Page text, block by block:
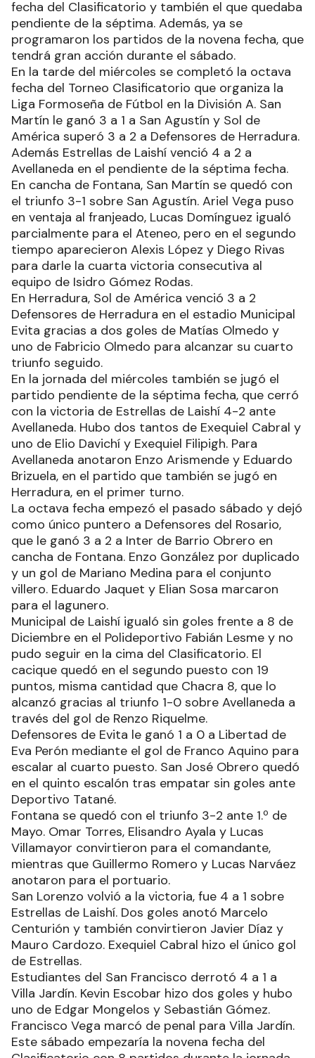
fecha del Clasificatorio y también el que quedaba
pendiente de la séptima. Además, ya se
programaron los partidos de la novena fecha, que
tendrá gran acción durante el sábado.
En la tarde del miércoles se completó la octava
fecha del Torneo Clasificatorio que organiza la
Liga Formoseña de Fútbol en la División A. San
Martín le ganó 3 a 1 a San Agustín y Sol de
América superó 3 a 2 a Defensores de Herradura.
Además Estrellas de Laishí venció 4 a 2 a
Avellaneda en el pendiente de la séptima fecha.
En cancha de Fontana, San Martín se quedó con
el triunfo 3-1 sobre San Agustín. Ariel Vega puso
en ventaja al franjeado, Lucas Domínguez igualó
parcialmente para el Ateneo, pero en el segundo
tiempo aparecieron Alexis López y Diego Rivas
para darle la cuarta victoria consecutiva al
equipo de Isidro Gómez Rodas.
En Herradura, Sol de América venció 3 a 2
Defensores de Herradura en el estadio Municipal
Evita gracias a dos goles de Matías Olmedo y
uno de Fabricio Olmedo para alcanzar su cuarto
triunfo seguido.
En la jornada del miércoles también se jugó el
partido pendiente de la séptima fecha, que cerró
con la victoria de Estrellas de Laishí 4-2 ante
Avellaneda. Hubo dos tantos de Exequiel Cabral y
uno de Elio Davichí y Exequiel Filipigh. Para
Avellaneda anotaron Enzo Arismende y Eduardo
Brizuela, en el partido que también se jugó en
Herradura, en el primer turno.
La octava fecha empezó el pasado sábado y dejó
como único puntero a Defensores del Rosario,
que le ganó 3 a 2 a Inter de Barrio Obrero en
cancha de Fontana. Enzo González por duplicado
y un gol de Mariano Medina para el conjunto
villero. Eduardo Jaquet y Elian Sosa marcaron
para el lagunero.
Municipal de Laishí igualó sin goles frente a 8 de
Diciembre en el Polideportivo Fabián Lesme y no
pudo seguir en la cima del Clasificatorio. El
cacique quedó en el segundo puesto con 19
puntos, misma cantidad que Chacra 8, que lo
alcanzó gracias al triunfo 1-0 sobre Avellaneda a
través del gol de Renzo Riquelme.
Defensores de Evita le ganó 1 a 0 a Libertad de
Eva Perón mediante el gol de Franco Aquino para
escalar al cuarto puesto. San José Obrero quedó
en el quinto escalón tras empatar sin goles ante
Deportivo Tatané.
Fontana se quedó con el triunfo 3-2 ante 1.º de
Mayo. Omar Torres, Elisandro Ayala y Lucas
Villamayor convirtieron para el comandante,
mientras que Guillermo Romero y Lucas Narváez
anotaron para el portuario.
San Lorenzo volvió a la victoria, fue 4 a 1 sobre
Estrellas de Laishí. Dos goles anotó Marcelo
Centurión y también convirtieron Javier Díaz y
Mauro Cardozo. Exequiel Cabral hizo el único gol
de Estrellas.
Estudiantes del San Francisco derrotó 4 a 1 a
Villa Jardín. Kevin Escobar hizo dos goles y hubo
uno de Edgar Mongelos y Sebastián Gómez.
Francisco Vega marcó de penal para Villa Jardín.
Este sábado empezaría la novena fecha del